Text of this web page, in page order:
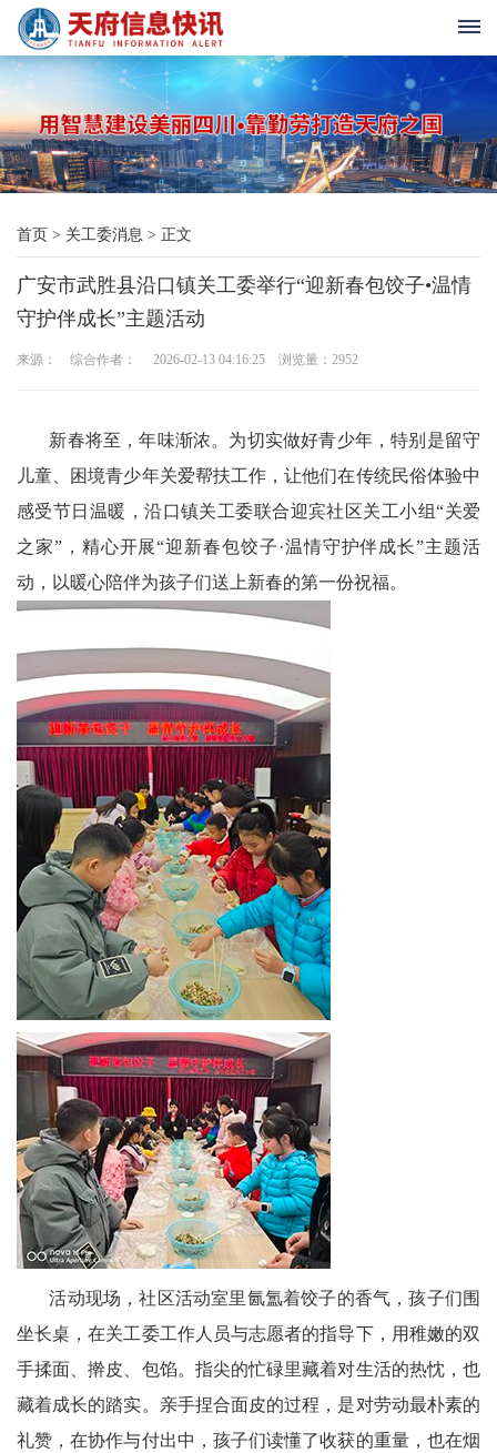
首
页
天
府
老
天
府
技
府
三
农
天
府
信
息
天
府
教
育
天
府
银
龄
首页 > 关工委消息 > 正文
广安市武胜县沿口镇关工委举行“迎新春包饺子•温情
守护伴成长”主题活动
来源： 综合作者： 2026-02-13 04:16:25 浏览量： 2952
新春将至，年味渐浓。为切实做好青少年，特别是留守
儿童、困境青少年关爱帮扶工作，让他们在传统民俗体验中
感受节日温暖，沿口镇关工委联合迎宾社区关工小组“关爱
之家”，精心开展“迎新春包饺子·温情守护伴成长”主题活
动，以暖心陪伴为孩子们送上新春的第一份祝福。
活动现场，社区活动室里氤氲着饺子的香气，孩子们围
坐长桌，在关工委工作人员与志愿者的指导下，用稚嫩的双
手揉面、擀皮、包馅。指尖的忙碌里藏着对生活的热忱，也
藏着成长的踏实。亲手捏合面皮的过程，是对劳动最朴素的
礼赞，在协作与付出中，孩子们读懂了收获的重量，也在烟